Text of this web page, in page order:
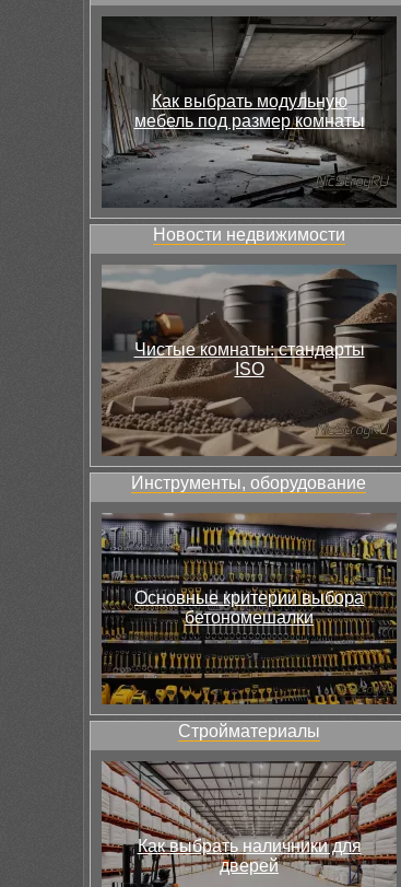
Как выбрать модульную
мебель под размер комнаты
Новости недвижимости
Чистые комнаты: стандарты
ISO
Инструменты, оборудование
Основные критерии выбора
бетономешалки
Стройматериалы
Как выбрать наличники для
дверей